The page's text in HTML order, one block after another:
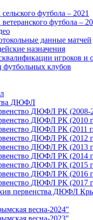
сельского футбола – 2021
ветеранского футбола –
данные матчей
назначения
игроков и
футбольных клубов
ДЮФЛ
ДЮФЛ РК (2008-
ДЮФЛ РК (2010
ДЮФЛ РК (2011
ДЮФЛ РК (2012
ДЮФЛ РК (2013
ДЮФЛ РК (2014
ДЮФЛ РК (2015
ДЮФЛ РК (2016
ДЮФЛ РК (2017
первенства ДЮФЛ
весна-2024"
весна-2023"